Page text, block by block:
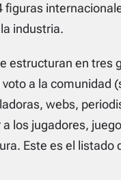
figuras
industria.
estructuran en tres
a la comunidad
webs,
los jugadores,
Este es el listado